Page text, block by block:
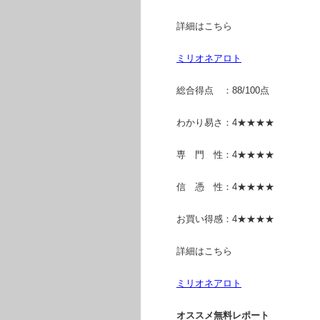
詳細はこちら
ミリオネアロト
総合得点 ：88/100点
わかり易さ：4★★★★
専 門 性：4★★★★
信 憑 性：4★★★★
お買い得感：4★★★★
詳細はこちら
ミリオネアロト
オススメ無料レポート